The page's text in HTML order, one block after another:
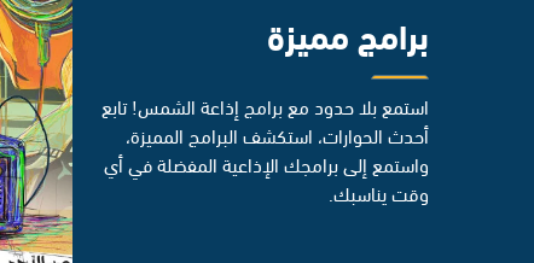
برامج مميزة
استمع بلا حدود مع برامج إذاعة الشمس! تابع
أحدث الحوارات، استكشف البرامج المميزة،
واستمع إلى برامجك الإذاعية المفضلة في أي
وقت يناسبك.